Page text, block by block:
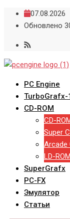
Skip
07.08.2026
Обновлено
PC Engine
TurboGrafx-
CD-ROM
CD-
Super
Arcade
LD-
SuperGrafx
PC-FX
Эмулятор
Статьи